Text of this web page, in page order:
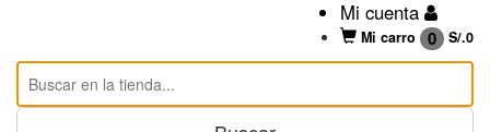
Mi cuenta
Mi carro 0 S/.0